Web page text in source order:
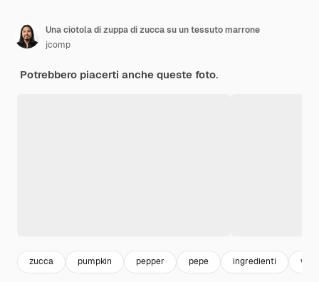
Una ciotola di zuppa di zucca su un tessuto marrone
jcomp
Potrebbero piacerti anche queste foto.
zucca pumpkin pepper pepe ingredienti